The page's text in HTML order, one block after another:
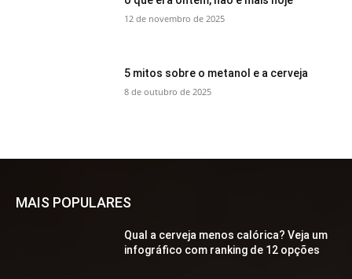
12 de novembro de 2025
5 mitos sobre o metanol e a cerveja
8 de outubro de 2025
MAIS POPULARES
Qual a cerveja menos calórica? Veja um
infográfico com ranking de 12 opções